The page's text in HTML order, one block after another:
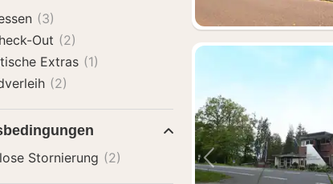
Vorheriges Bild
(3)
Out (2)
Extras (1)
(2)
Stornierung (2)